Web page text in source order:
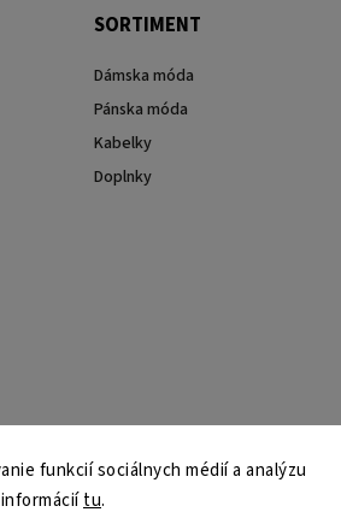
funkcií sociálnych médií a analýzu
tu.
SORTIMENT
Dámska móda
Pánska móda
Kabelky
Doplnky